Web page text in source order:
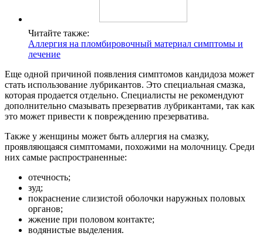
Читайте также:
Аллергия на пломбировочный материал симптомы и
лечение
Еще одной причиной появления симптомов кандидоза может
стать использование лубрикантов. Это специальная смазка,
которая продается отдельно. Специалисты не рекомендуют
дополнительно смазывать презерватив лубрикантами, так как
это может привести к повреждению презерватива.
Также у женщины может быть аллергия на смазку,
проявляющаяся симптомами, похожими на молочницу. Среди
них самые распространенные:
отечность;
зуд;
покраснение слизистой оболочки наружных половых
органов;
жжение при половом контакте;
водянистые выделения.